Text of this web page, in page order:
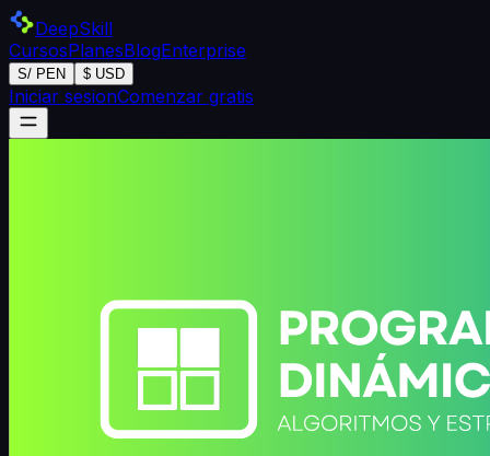
DeepSkill
CursosPlanesBlogEnterprise
S/ PEN $ USD
Iniciar sesionComenzar gratis